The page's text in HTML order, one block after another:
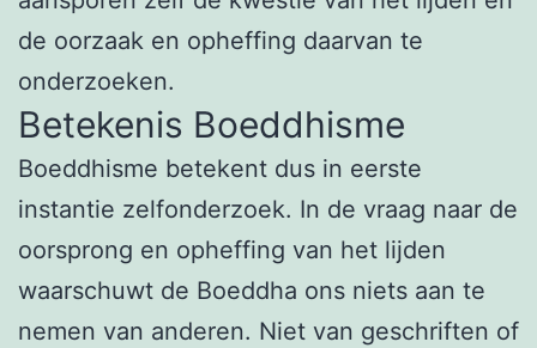
de oorzaak en opheffing daarvan te
onderzoeken.
Betekenis Boeddhisme
Boeddhisme betekent dus in eerste
instantie zelfonderzoek. In de vraag naar de
oorsprong en opheffing van het lijden
waarschuwt de Boeddha ons niets aan te
nemen van anderen. Niet van geschriften of